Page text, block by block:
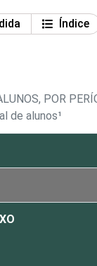
Índice
POR
de alunos¹